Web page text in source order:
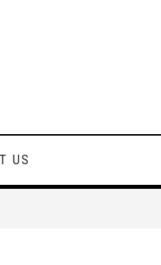
US